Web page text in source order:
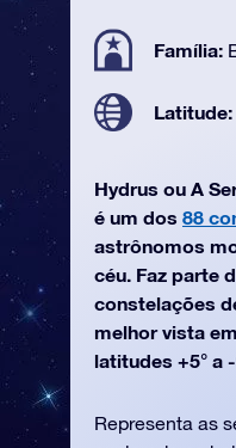
Família:
Latitude:
Hydrus ou A
é um dos 88
astrônomos
céu. Faz parte
constelações
melhor vista
latitudes +5° a
Representa as